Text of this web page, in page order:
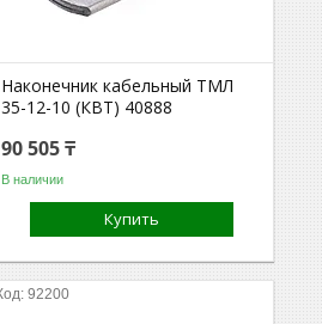
Наконечник кабельный ТМЛ
35-12-10 (КВТ) 40888
90 505 ₸
В наличии
Купить
92200